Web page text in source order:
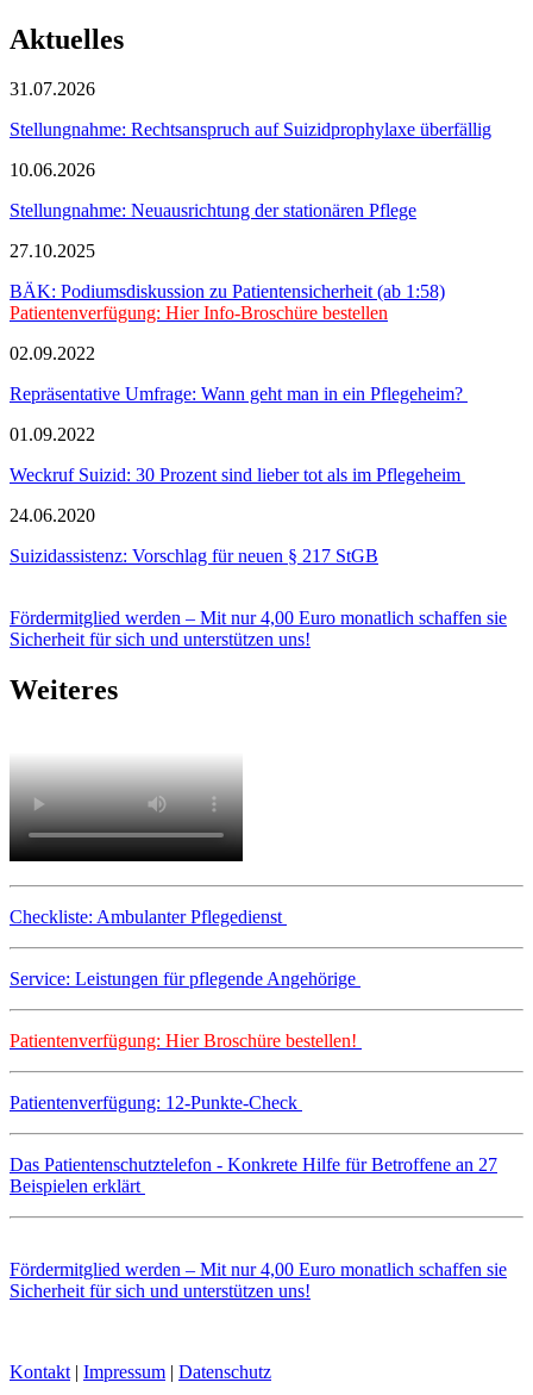
Aktuelles
31.07.2026
Stellungnahme: Rechtsanspruch auf Suizidprophylaxe überfällig
10.06.2026
Stellungnahme: Neuausrichtung der stationären Pflege
27.10.2025
BÄK: Podiumsdiskussion zu Patientensicherheit (ab 1:58)
Patientenverfügung: Hier Info-Broschüre bestellen
02.09.2022
Repräsentative Umfrage: Wann geht man in ein Pflegeheim?
01.09.2022
Weckruf Suizid: 30 Prozent sind lieber tot als im Pflegeheim
24.06.2020
Suizidassistenz: Vorschlag für neuen § 217 StGB
Fördermitglied werden – Mit nur 4,00 Euro monatlich schaffen sie
Sicherheit für sich und unterstützen uns!
Weiteres
Checkliste: Ambulanter Pflegedienst
Service: Leistungen für pflegende Angehörige
Patientenverfügung: Hier Broschüre bestellen!
Patientenverfügung: 12-Punkte-Check
Das Patientenschutztelefon - Konkrete Hilfe für Betroffene an 27
Beispielen erklärt
Fördermitglied werden – Mit nur 4,00 Euro monatlich schaffen sie
Sicherheit für sich und unterstützen uns!
Kontakt | Impressum | Datenschutz